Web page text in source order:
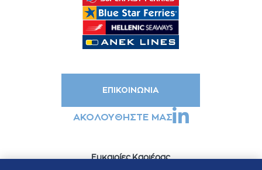
ΕΠΙΚΟΙΝΩΝΙΑ
ΑΚΟΛΟΥΘΗΣΤΕ ΜΑΣ
Ευκαιρίες Καριέρας